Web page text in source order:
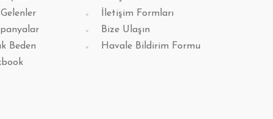
Beden
İletişim Formları
Bize Ulaşın
Havale Bildirim Formu